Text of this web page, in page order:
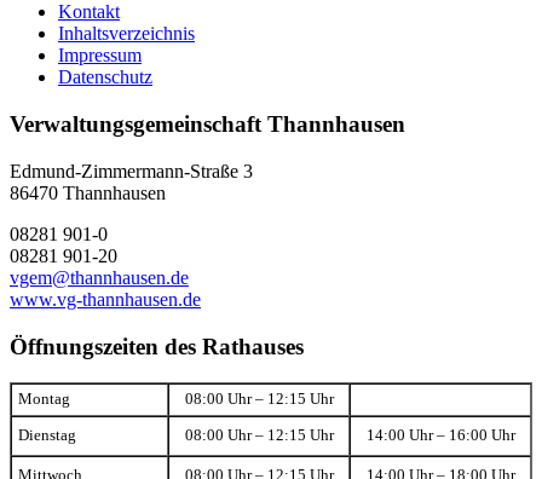
Kontakt
Inhaltsverzeichnis
Impressum
Datenschutz
Verwaltungsgemeinschaft Thannhausen
Edmund-Zimmermann-Straße 3
86470 Thannhausen
08281 901-0
08281 901-20
vgem@thannhausen.de
www.vg-thannhausen.de
Öffnungszeiten des Rathauses
Montag 08:00 Uhr – 12:15 Uhr
Dienstag 08:00 Uhr – 12:15 Uhr 14:00 Uhr – 16:00 Uhr